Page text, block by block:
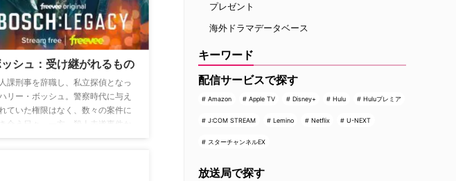
シュ：受け継がれるもの
課刑事を辞職し、私立探偵となっ
リー・ボッシュ。警察時代に与え
ていた権限はなく、数々の案件に
合う日々。一方、殺人未遂事件か
プレゼント
海外ドラマデータベース
キーワード
配信サービスで探す
Amazon Apple TV Disney+ Hulu Huluプレミア
J:COM STREAM Lemino Netflix U-NEXT
スターチャンネルEX
放送局で探す